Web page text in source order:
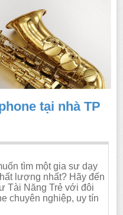
tại nhà TP
tìm một gia sư dạy
lượng nhất? Hãy đến
Tài Năng Trẻ với đôi
chuyên nghiệp, uy tín